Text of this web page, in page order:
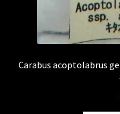
Carabus acoptolabrus